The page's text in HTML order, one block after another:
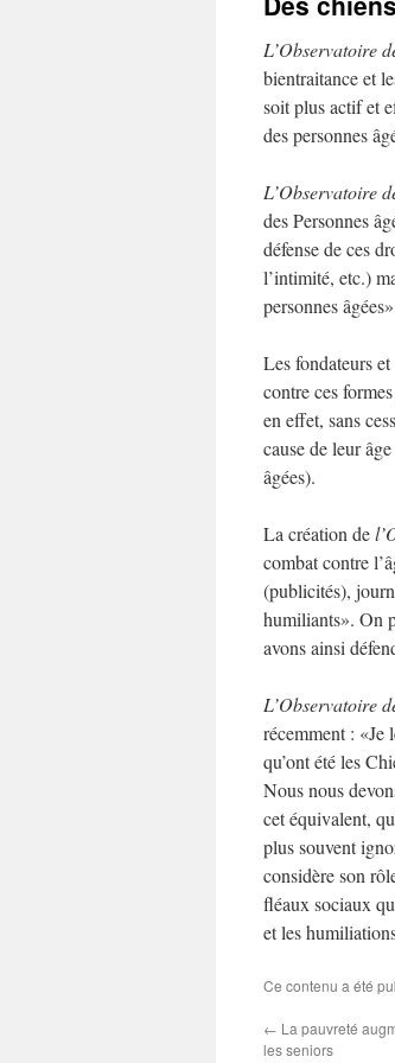
L’Observatoire
bientraitance et
soit plus actif et
des personnes
L’Observatoire
des Personnes
défense de ces
l’intimité, etc.)
personnes
Les fondateurs
contre ces
en effet, sans
cause de leur
âgées).
La création de
combat contre
(publicités),
humiliants». On
avons ainsi
L’Observatoire
récemment : «Je
qu’ont été les
Nous nous
cet équivalent,
plus souvent
considère son
fléaux sociaux
et les
Ce contenu a été
← La pauvreté
les seniors